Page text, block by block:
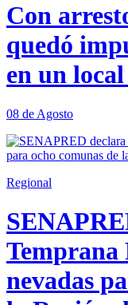
Con
quedó
en un
08 de Agosto
Regional
Temprana
nevadas